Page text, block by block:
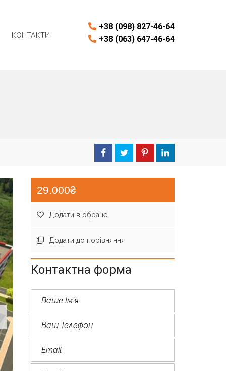
КОНТАКТИ
+38 (098) 827-46-64
+38 (063) 647-46-64
29.000₴
Додати в обране
Додати до порівняння
Контактна форма